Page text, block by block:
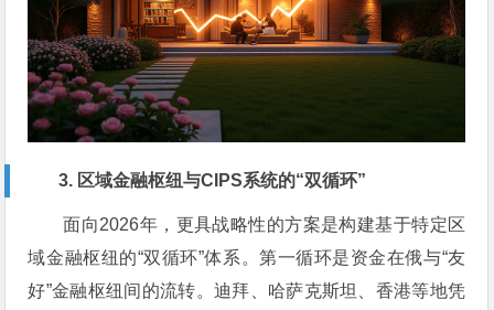
3. 区域金融枢纽与CIPS系统的“双循环”
面向2026年，更具战略性的方案是构建基于特定区
域金融枢纽的“双循环”体系。第一循环是资金在俄与“友
好”金融枢纽间的流转。迪拜、哈萨克斯坦、香港等地凭